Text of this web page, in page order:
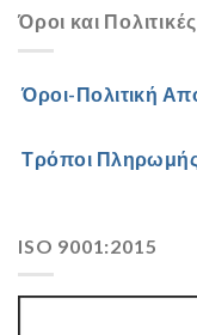
Όροι και Πολιτικές
Όροι-Πολιτική
Τρόποι
ISO 9001:2015